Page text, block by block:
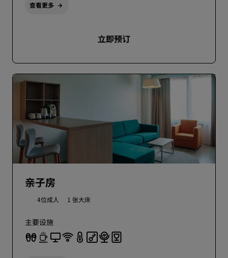
查看更多
立即预订
亲子房
4位成人 1 张大床
主要设施